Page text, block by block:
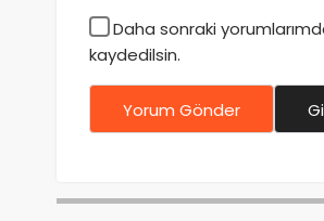
Daha sonraki
kaydedilsin.
Yorum Gönder